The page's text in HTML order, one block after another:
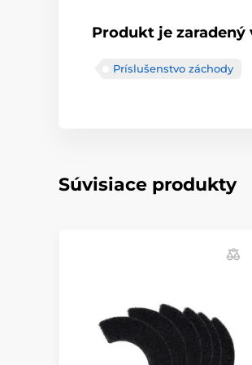
Produkt je
Príslušenstvo záchody
Súvisiace produkty